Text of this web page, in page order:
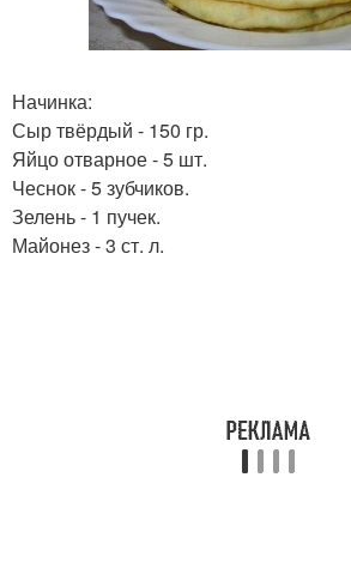
Начинка:
Сыр твёрдый - 150 гр.
Яйцо отварное - 5 шт.
Чеснок - 5 зубчиков.
Зелень - 1 пучек.
Майонез - 3 ст. л.